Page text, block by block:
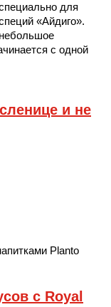
для
«Айдиго».
с одной
и не
Planto
с Royal